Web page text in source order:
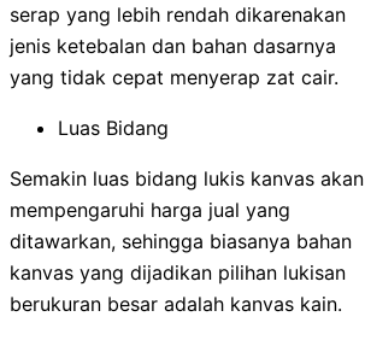
serap yang lebih rendah dikarenakan
jenis ketebalan dan bahan dasarnya
yang tidak cepat menyerap zat cair.
Luas Bidang
Semakin luas bidang lukis kanvas akan
mempengaruhi harga jual yang
ditawarkan, sehingga biasanya bahan
kanvas yang dijadikan pilihan lukisan
berukuran besar adalah kanvas kain.